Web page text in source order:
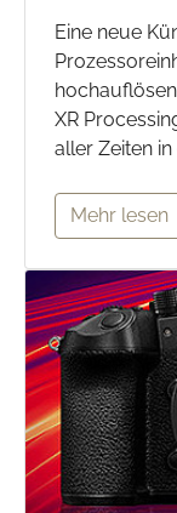
Eine neue
XR
aller Zeiten
Mehr lesen